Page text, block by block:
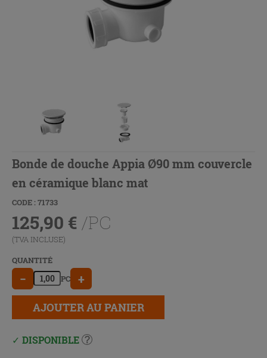
Bonde de douche Appia Ø90 mm couvercle
en céramique blanc mat
CODE : 71733
125,90 € /PC
(TVA INCLUSE)
QUANTITÉ
− PC +
AJOUTER AU PANIER
DISPONIBLE